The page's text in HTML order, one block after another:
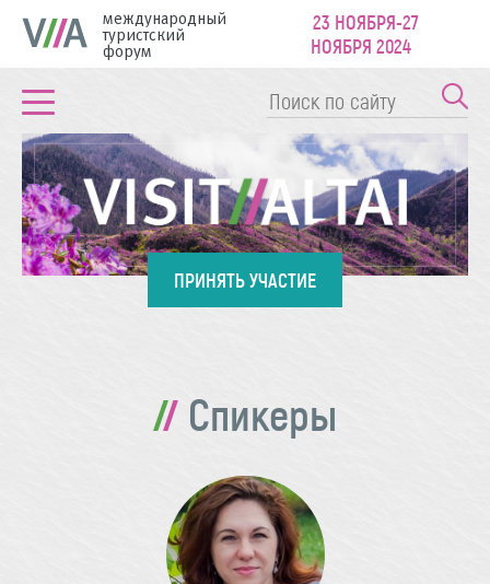
международный
туристский
форум
23 НОЯБРЯ-27
НОЯБРЯ 2024
ПРИНЯТЬ УЧАСТИЕ
Спикеры